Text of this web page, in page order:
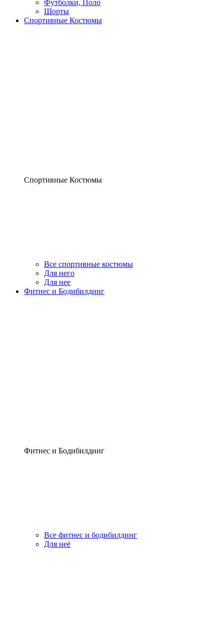
Футболки, Поло
Шорты
Спортивные Костюмы
Спортивные Костюмы
Все спортивные костюмы
Для него
Для нее
Фитнес и Бодибилдинг
Фитнес и Бодибилдинг
Все фитнес и бодибилдинг
Для неё